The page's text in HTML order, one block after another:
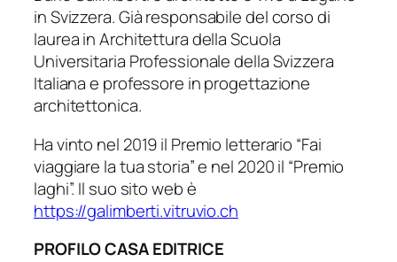
in Svizzera. Già responsabile del corso di
laurea in Architettura della Scuola
Universitaria Professionale della Svizzera
Italiana e professore in progettazione
architettonica.
Ha vinto nel 2019 il Premio letterario “Fai
viaggiare la tua storia” e nel 2020 il “Premio
laghi”. Il suo sito web è
https://galimberti.vitruvio.ch
PROFILO CASA EDITRICE